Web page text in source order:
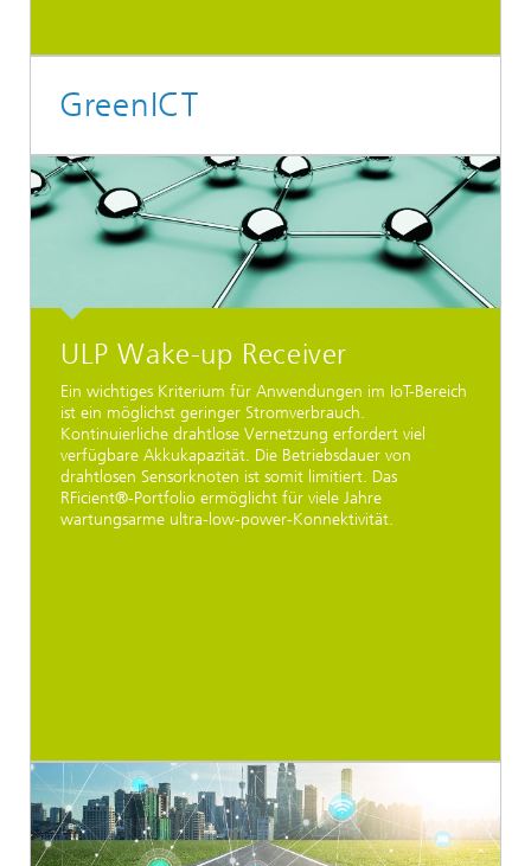
GreenICT
ULP Wake-up Receiver
Ein wichtiges Kriterium für Anwendungen im IoT-Bereich
ist ein möglichst geringer Stromverbrauch.
Kontinuierliche drahtlose Vernetzung erfordert viel
verfügbare Akkukapazität. Die Betriebsdauer von
drahtlosen Sensorknoten ist somit limitiert. Das
RFicient®-Portfolio ermöglicht für viele Jahre
wartungsarme ultra-low-power-Konnektivität.